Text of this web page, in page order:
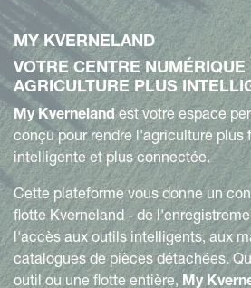
MY KVERNELAND
VOTRE CENTRE NUMÉRIQUE
AGRICULTURE PLUS
My Kvernelandest votre espace
conçu pour rendre l'agriculture plus
intelligente et plus connectée.
Cette plateforme vous donne un
flotte Kverneland - de
l'accès aux outils intelligents, aux
catalogues de pièces détachées.
outil ou une flotte entière, My